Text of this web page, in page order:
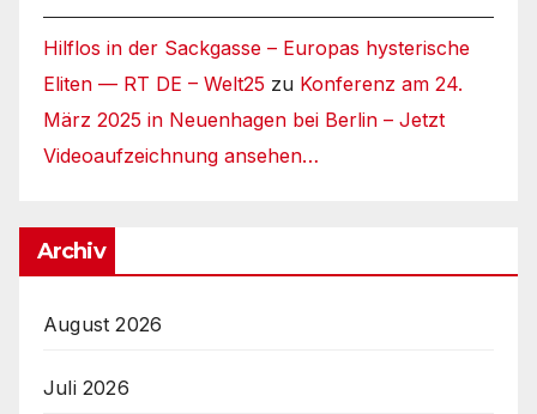
Hilflos in der Sackgasse – Europas hysterische
Eliten — RT DE – Welt25 zu Konferenz am 24.
März 2025 in Neuenhagen bei Berlin – Jetzt
Videoaufzeichnung ansehen…
Archiv
August 2026
Juli 2026